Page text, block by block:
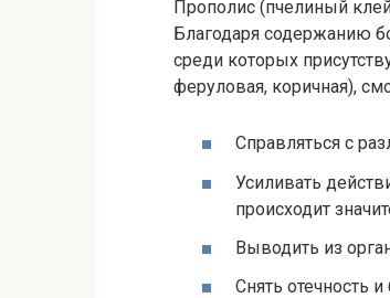
Прополис (пчелиный
Благодаря содержанию
среди которых
феруловая, коричная),
Справляться с
Усиливать
происходит
Выводить из
Снять отечность